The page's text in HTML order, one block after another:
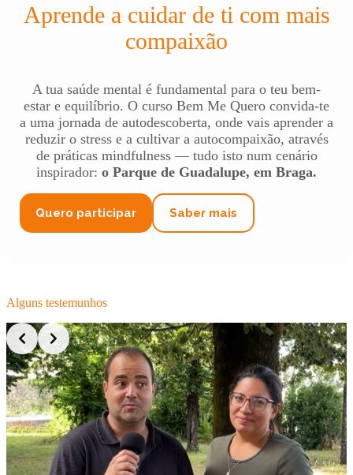
Aprende a cuidar de ti com mais
compaixão
A tua saúde mental é fundamental para o teu bem-
estar e equilíbrio. O curso Bem Me Quero convida-te
a uma jornada de autodescoberta, onde vais aprender a
reduzir o stress e a cultivar a autocompaixão, através
de práticas mindfulness — tudo isto num cenário
inspirador: o Parque de Guadalupe, em Braga.
Quero participar Saber mais
Alguns testemunhos